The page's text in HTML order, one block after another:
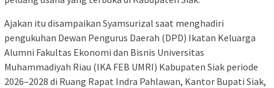
Ajakan itu disampaikan Syamsurizal saat menghadiri
pengukuhan Dewan Pengurus Daerah (DPD) Ikatan Keluarga
Alumni Fakultas Ekonomi dan Bisnis Universitas
Muhammadiyah Riau (IKA FEB UMRI) Kabupaten Siak periode
2026–2028 di Ruang Rapat Indra Pahlawan, Kantor Bupati Siak,